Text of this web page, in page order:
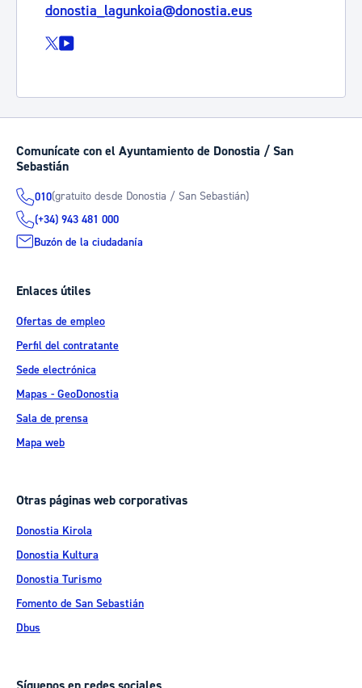
donostia_lagunkoia@donostia.eus
Comunícate con el Ayuntamiento de Donostia / San
Sebastián
010(gratuito desde Donostia / San Sebastián)
(+34) 943 481 000
Buzón de la ciudadanía
Enlaces útiles
Ofertas de empleo
Perfil del contratante
Sede electrónica
Mapas - GeoDonostia
Sala de prensa
Mapa web
Otras páginas web corporativas
Donostia Kirola
Donostia Kultura
Donostia Turismo
Fomento de San Sebastián
Dbus